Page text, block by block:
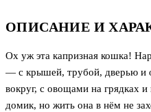
ОПИСАНИЕ И
Ох уж эта капризная кошка!
— с крышей, трубой, дверью и
вокруг, с овощами на грядках
домик, но жить она в нём не